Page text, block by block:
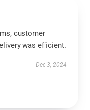
customer
was efficient.
Dec 3, 2024